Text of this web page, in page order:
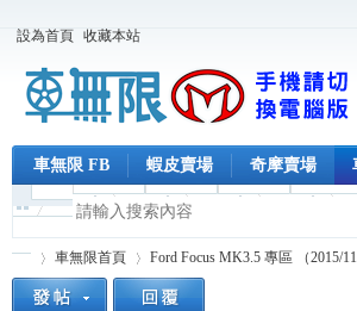
設為首頁 收藏本站
車無限 FB 蝦皮賣場 奇摩賣場
車無限首頁 Ford Focus MK3.5 專區 （2015/11